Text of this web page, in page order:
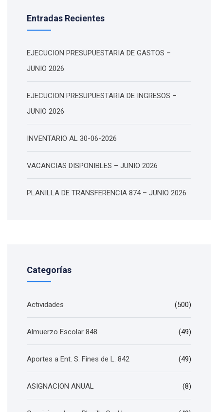
Entradas Recientes
EJECUCION PRESUPUESTARIA DE GASTOS –
JUNIO 2026
EJECUCION PRESUPUESTARIA DE INGRESOS –
JUNIO 2026
INVENTARIO AL 30-06-2026
VACANCIAS DISPONIBLES – JUNIO 2026
PLANILLA DE TRANSFERENCIA 874 – JUNIO 2026
Categorías
Actividades (500)
Almuerzo Escolar 848 (49)
Aportes a Ent. S. Fines de L. 842 (49)
ASIGNACION ANUAL (8)